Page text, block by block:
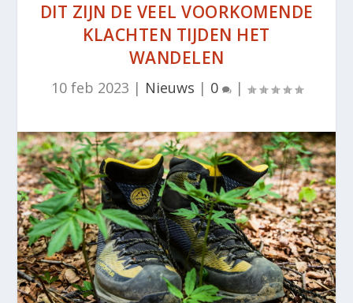
DIT ZIJN DE VEEL VOORKOMENDE
KLACHTEN TIJDEN HET
WANDELEN
10 feb 2023 | Nieuws | 0 |